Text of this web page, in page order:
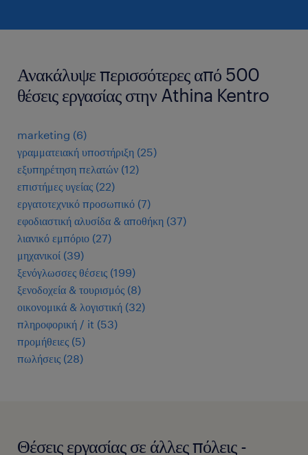
Ανακάλυψε περισσότερες από 500
θέσεις εργασίας στην Athina Kentro
marketing (6)
γραμματειακή υποστήριξη (25)
εξυπηρέτηση πελατών (12)
επιστήμες υγείας (22)
εργατοτεχνικό προσωπικό (7)
εφοδιαστική αλυσίδα & αποθήκη (37)
λιανικό εμπόριο (27)
μηχανικοί (39)
ξενόγλωσσες θέσεις (199)
ξενοδοχεία & τουρισμός (8)
οικονομικά & λογιστική (32)
πληροφορική / it (53)
προμήθειες (5)
πωλήσεις (28)
Θέσεις εργασίας σε άλλες πόλεις -